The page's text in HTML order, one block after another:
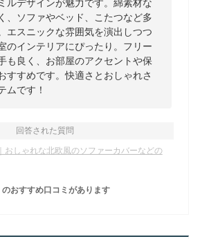
ルデザインが魅力です。綿素材な
、ソファやベッド、こたつなど多
エスニックな雰囲気を演出しつつ
のインテリアにぴったり。フリー
も良く、お部屋のアクセントや保
すすめです。快適さとおしゃれさ
ムです！
回答された質問
おしゃれな北欧風のソファーカバーなどの
のおすすめ口コミがあります